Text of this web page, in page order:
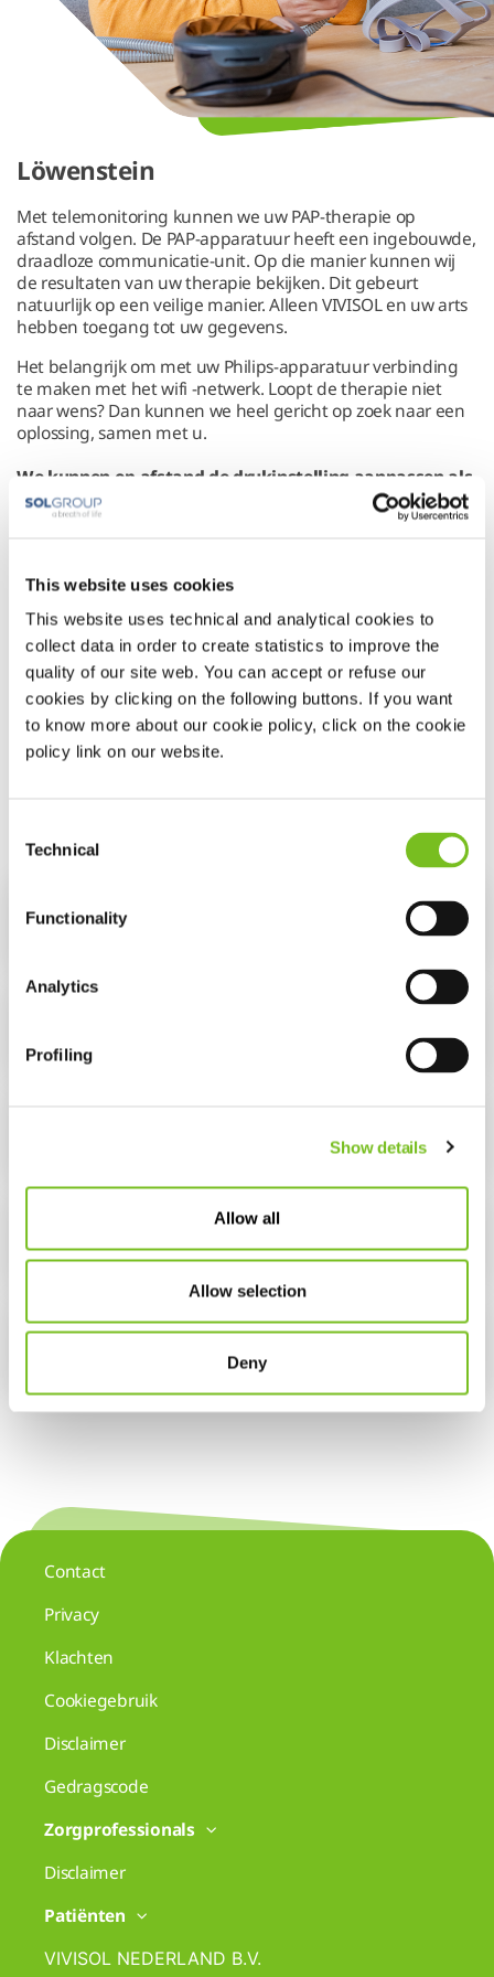
This website uses cookies
This website uses technical and analytical cookies to
collect data in order to create statistics to improve the
quality of our site web. You can accept or refuse our
cookies by clicking on the following buttons. If you want
to know more about our cookie policy, click on the cookie
policy link on our website.
Selection
Technical
Functionality
Analytics
Profiling
Show details
Allow all
Allow selection
Deny
Löwenstein
Met telemonitoring kunnen we uw PAP-therapie op
afstand volgen. De PAP-apparatuur heeft een ingebouwde,
draadloze communicatie-unit. Op die manier kunnen wij
de resultaten van uw therapie bekijken. Dit gebeurt
natuurlijk op een veilige manier. Alleen VIVISOL en uw arts
hebben toegang tot uw gegevens.
Het belangrijk om met uw Philips-apparatuur verbinding
te maken met het wifi -netwerk. Loopt de therapie niet
naar wens? Dan kunnen we heel gericht op zoek naar een
oplossing, samen met u.
We kunnen op afstand de drukinstelling aanpassen als
dat nodig is.
U hoeft dan zelf niets te doen of bij het apparaat in de
Uw toestemming is nodig.
Via het online formulier kunt u toestemming geven als u
dat wilt. Ook vindt u daar uitgebreide uitleg over de
beveiliging en het beheer van uw gegevens. Daarnaast
staat hier beschreven op welke manier wij met uw
gegevens omgaan, inclusief de beveiliging hiervan.
De MRA-beugels
Contact
Privacy
Klachten
Cookiegebruik
Disclaimer
Gedragscode
Zorgprofessionals
Disclaimer
Patiënten
VIVISOL NEDERLAND B.V.